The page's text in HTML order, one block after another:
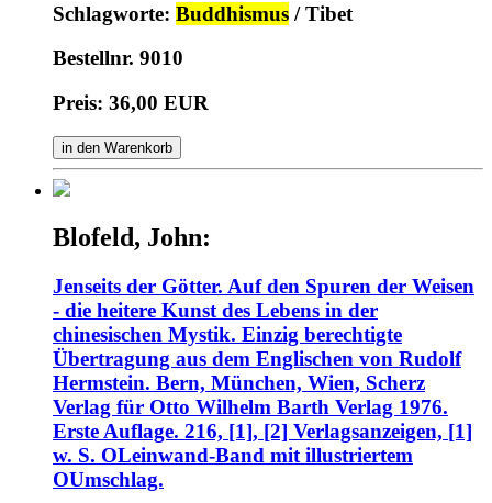
Schlagworte: Buddhismus / Tibet
Bestellnr. 9010
Preis: 36,00 EUR
in den Warenkorb
Blofeld, John:
Jenseits der Götter. Auf den Spuren der Weisen
- die heitere Kunst des Lebens in der
chinesischen Mystik. Einzig berechtigte
Übertragung aus dem Englischen von Rudolf
Hermstein. Bern, München, Wien, Scherz
Verlag für Otto Wilhelm Barth Verlag 1976.
Erste Auflage. 216, [1], [2] Verlagsanzeigen, [1]
w. S. OLeinwand-Band mit illustriertem
OUmschlag.